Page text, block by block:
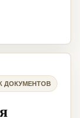
ДОКУМЕНТОВ